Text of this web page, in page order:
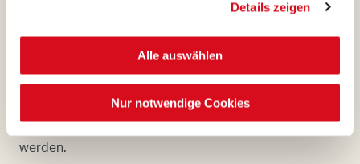
Details zeigen
Alle auswählen
Nur notwendige Cookies
nahe unseren
Niederlassungen, wo Luft
und Wasser rein und frisch
sind, und unsere
Qualitätsvorgaben erfüllt
werden.